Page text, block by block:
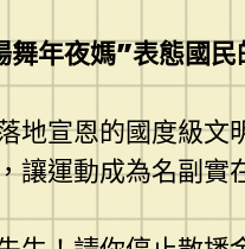
舞年夜媽”表態國民
地宣恩的國度級文
讓運動成為名副實